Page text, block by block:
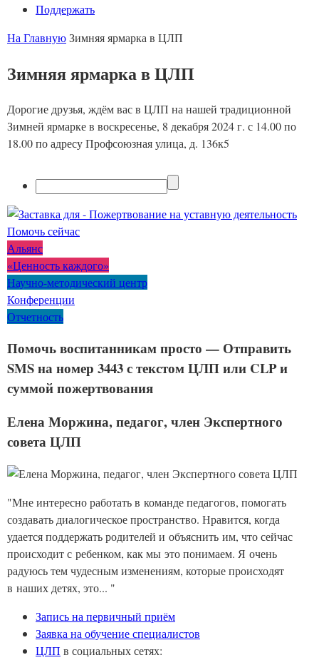
Поддержать
На ГлавнуюЗимняя ярмарка в ЦЛП
Зимняя ярмарка в ЦЛП
Дорогие друзья, ждём вас в ЦЛП на нашей традиционной
Зимней ярмарке в воскресенье, 8 декабря 2024 г. с 14.00 по
18.00 по адресу Профсоюзная улица, д. 136к5
Помочь сейчас
Альянс
«Ценность каждого»
Научно-методический центр
Конференции
Отчетность
Помочь воспитанникам просто — Отправить
SMS на номер 3443 с текстом ЦЛП или CLP и
суммой пожертвования
Елена Моржина, педагог, член Экспертного
совета ЦЛП
"Мне интересно работать в команде педагогов, помогать
создавать диалогическое пространство. Нравится, когда
удается поддержать родителей и объяснить им, что сейчас
происходит с ребенком, как мы это понимаем. Я очень
радуюсь тем чудесным изменениям, которые происходят
в наших детях, это... "
Запись на первичный приём
Заявка на обучение специалистов
ЦЛП в социальных сетях: